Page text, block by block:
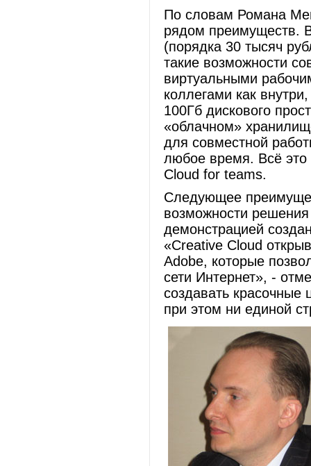
По словам Романа
рядом преимуществ.
(порядка 30 тысяч
такие возможности
виртуальными
коллегами как
100Гб дискового
«облачном»
для совместной
любое время. Всё
Cloud for teams.
Следующее
возможности
демонстрацией
«Creative Cloud
Adobe, которые
сети Интернет», -
создавать
при этом ни единой